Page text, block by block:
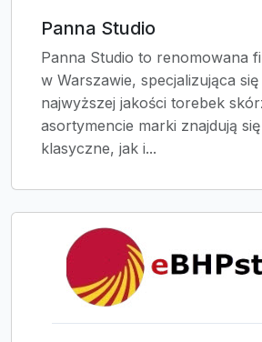
Panna Studio
Panna Studio to renomowana
w Warszawie, specjalizująca
najwyższej jakości torebek
asortymencie marki znajdują
klasyczne, jak i...